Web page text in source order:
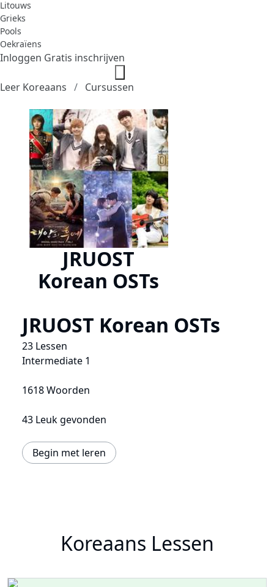
Litouws
Grieks
Pools
Oekraïens
Inloggen Gratis inschrijven
Leer Koreaans Cursussen
JRUOST
Korean OSTs
JRUOST Korean OSTs
23 Lessen
Intermediate 1
1618 Woorden
43 Leuk gevonden
Begin met leren
Koreaans Lessen